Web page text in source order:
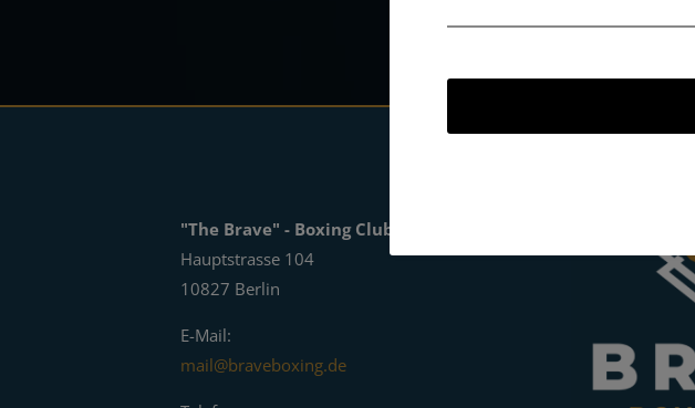
"The Brave" - Boxing Club
Hauptstrasse 104
10827 Berlin
E-Mail:
mail@braveboxing.de